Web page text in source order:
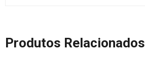
Produtos Relacionados